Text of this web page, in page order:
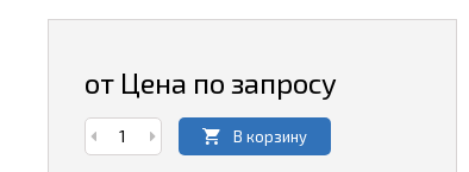
от Цена по запросу
В корзину